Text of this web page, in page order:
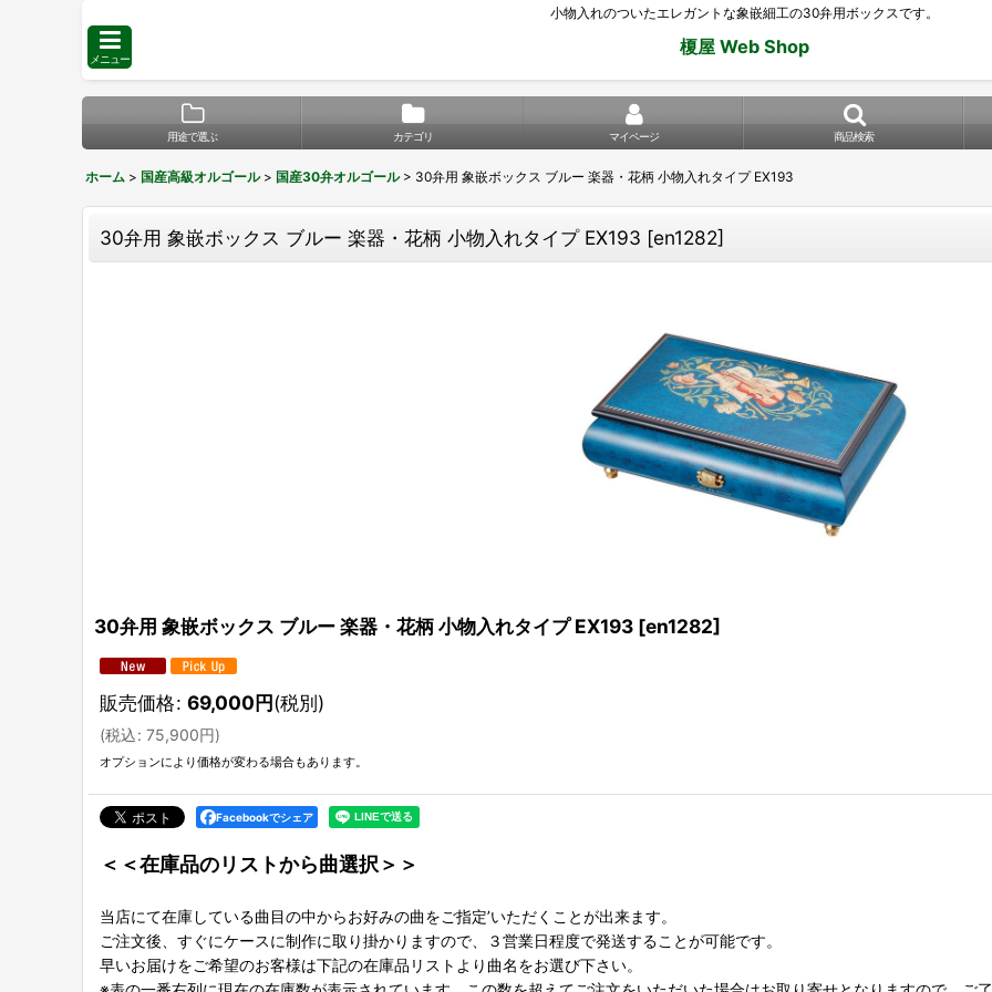
小物入れのついたエレガントな象嵌細工の30弁用ボックスです。
メニュー
榎屋 Web Shop
用途で選ぶ カテゴリ マイページ 商品検索
ホーム > 国産高級オルゴール > 国産30弁オルゴール > 30弁用 象嵌ボックス ブルー 楽器・花柄 小物入れタイプ EX193
30弁用 象嵌ボックス ブルー 楽器・花柄 小物入れタイプ EX193 [en1282]
30弁用 象嵌ボックス ブルー 楽器・花柄 小物入れタイプ EX193 [en1282]
販売価格: 69,000円(税別)
(税込: 75,900円)
オプションにより価格が変わる場合もあります。
Facebookでシェア
＜＜在庫品のリストから曲選択＞＞
当店にて在庫している曲目の中からお好みの曲をご指定’いただくことが出来ます。
ご注文後、すぐにケースに制作に取り掛かりますので、３営業日程度で発送することが可能です。
早いお届けをご希望のお客様は下記の在庫品リストより曲名をお選び下さい。